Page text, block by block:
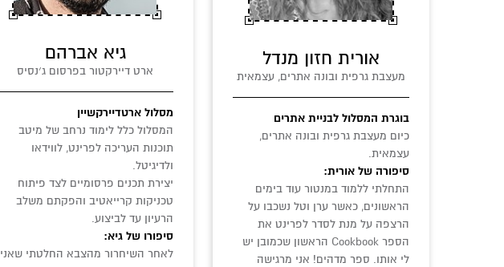
גיא אברהם
ארט דיירקטור בפרסום ג׳נסיס
מסלול ארטדיירקשיין
המסלול כלל לימוד נרחב של מיטב
תוכנות העריכה לפרינט, לווידאו
ולדיגיטל.
יצירת תכנים פרסומיים לצד פיתוח
טכניקות קרייאטיב והפקתם משלב
הרעיון עד לביצוע.
סיפורו של גיא:
לאחר השיחרור מהצבא החלטתי שאני
אורית חזון מנדל
מעצבת גרפית ובונה אתרים, עצמאית
בוגרת המסלול לבניית אתרים
כיום מעצבת גרפית ובונה אתרים,
עצמאית.
סיפורה של אורית:
התחלתי ללמוד במנטור עוד בימים
הראשונים, כאשר ערן וטל נשכבו על
הרצפה על מנת לסדר לפרינט את
הספר Cookbook הראשון שכמובן יש
לי אותו. ספר מדהים! אני מרגישה